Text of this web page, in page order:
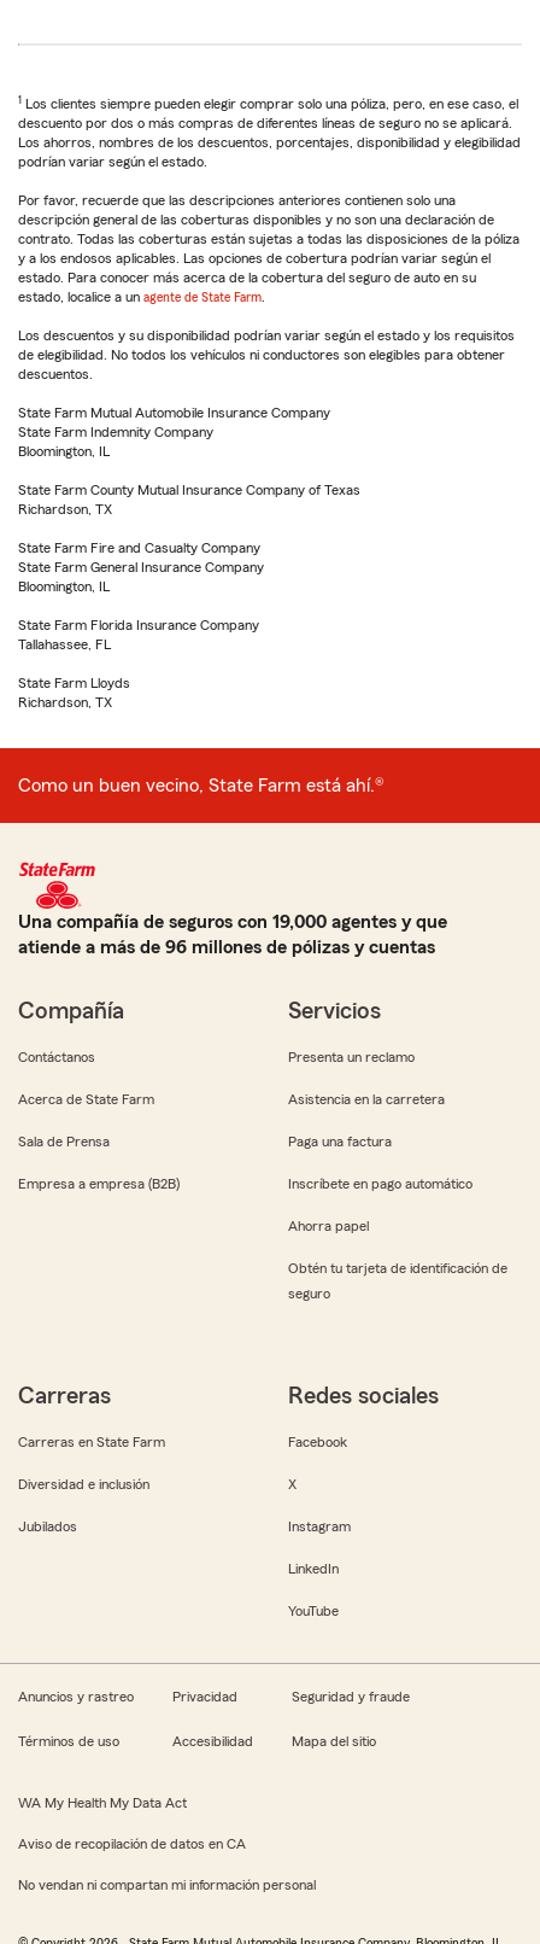
1 Los clientes siempre pueden elegir comprar solo una póliza, pero, en ese caso, el
descuento por dos o más compras de diferentes líneas de seguro no se aplicará.
Los ahorros, nombres de los descuentos, porcentajes, disponibilidad y elegibilidad
podrían variar según el estado.
Por favor, recuerde que las descripciones anteriores contienen solo una
descripción general de las coberturas disponibles y no son una declaración de
contrato. Todas las coberturas están sujetas a todas las disposiciones de la póliza
y a los endosos aplicables. Las opciones de cobertura podrían variar según el
estado. Para conocer más acerca de la cobertura del seguro de auto en su
estado, localice a un agente de State Farm
Los descuentos y su disponibilidad podrían variar según el estado y los requisitos
de elegibilidad. No todos los vehículos ni conductores son elegibles para obtener
descuentos.
State Farm Mutual Automobile Insurance Company
State Farm Indemnity Company
Bloomington, IL
State Farm County Mutual Insurance Company of Texas
Richardson, TX
State Farm Fire and Casualty Company
State Farm General Insurance Company
Bloomington, IL
State Farm Florida Insurance Company
Tallahassee, FL
State Farm Lloyds
Richardson, TX
Como un buen vecino, State Farm está ahí.®
Una compañía de seguros con 19,000 agentes y que
atiende a más de 96 millones de pólizas y cuentas
Compañía
Contáctanos
Acerca de State Farm
Sala de Prensa
Empresa a empresa (B2B)
Servicios
Presenta un reclamo
Asistencia en la carretera
Paga una factura
Inscríbete en pago automático
Ahorra papel
Obtén tu tarjeta de identificación de
seguro
Carreras
Carreras en State Farm
Diversidad e inclusión
Jubilados
Redes sociales
Facebook
X
Instagram
LinkedIn
YouTube
Anuncios y rastreo Privacidad Seguridad y fraude
Términos de uso Accesibilidad Mapa del sitio
WA My Health My Data Act
Aviso de recopilación de datos en CA
No vendan ni compartan mi información personal